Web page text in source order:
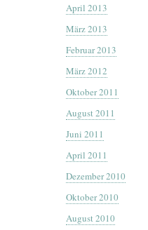
April 2013
März 2013
Februar 2013
März 2012
Oktober 2011
August 2011
Juni 2011
April 2011
Dezember 2010
Oktober 2010
August 2010